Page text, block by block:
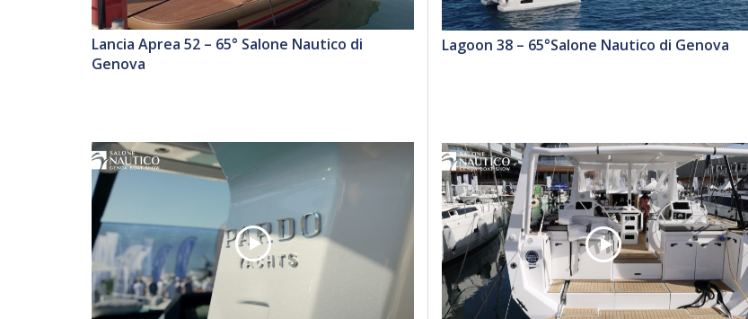
Lancia Aprea 52 – 65° Salone Nautico di
Genova
Lagoon 38 – 65°Salone Nautico di Genova